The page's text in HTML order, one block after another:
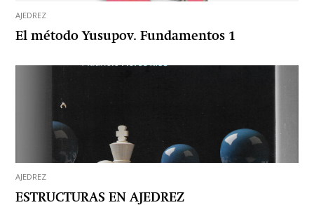
AJEDREZ
El método Yusupov. Fundamentos 1
AJEDREZ
ESTRUCTURAS EN AJEDREZ